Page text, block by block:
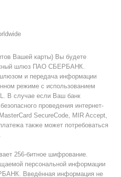
Вашей карты) Вы будете
шлюз ПАО СБЕРБАНК.
и передача информации
режиме с использованием
В случае если Ваш банк
проведения интернет-
SecureCode, MIR Accept,
также может потребоваться
256-битное шифрование.
персональной информации
Введённая информация не